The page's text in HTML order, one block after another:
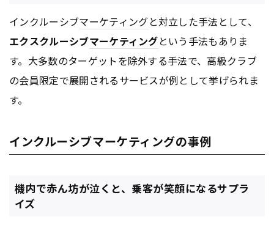
インクルーシブマーケティングと対立した手法として、
エクスクルーシブマーケティングという手法もありま
す。大多数のターゲットを除外する手法で、高級クラブ
の会員限定で展開されるサービスが例として挙げられま
す。
インクルーシブマーケティングの事例
機内で赤ん坊が泣くと、乗客が笑顔になるサプラ
イズ